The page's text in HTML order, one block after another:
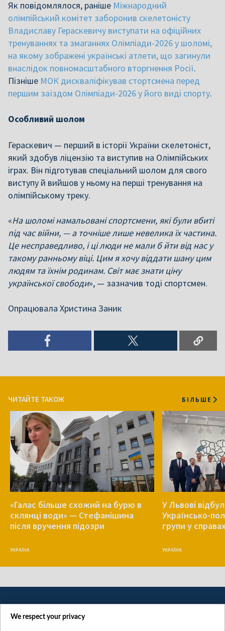
Як повідомлялося, раніше Міжнародний
олімпійський комітет заборонив скелетоністу
Владиславу Гераскевичу виступати на офіційних
тренуваннях та змаганнях Олімпіади-2026 у шоломі,
на якому зображені українські атлети, що загинули
внаслідок повномасштабного вторгнення Росії.
Пізніше МОК дискваліфікував стортсмена перед
першим заїздом Олімпіади-2026 у його виді спорту.
Особливий шолом
Гераскевич — перший в історії України скелетоніст,
який здобув ліцензію та виступив на Олімпійських
іграх. Він підготував спеціальний шолом для свого
виступу й вийшов у ньому на перші тренування на
олімпійському треку.
«На шоломі намальовані спортсмени, які були вбиті
під час війни, — а точніше лише невелика їх частина.
Це несправедливо, і ці люди не мали б йти від нас у
такому ранньому віці. Цим я хочу віддати шану цим
людям та їхнім родинам. Світ має знати ціну
української свободи», — зазначив тоді спортсмен.
Опрацювала Христина Заник
ЧИТАЙТЕ ТАКОЖ БІЛЬШЕ
«Галас більше схожий на бурю в
склянці води» — Стефанішина
після вручення підозри
УКРАЇНА
У Львові
Українсько-
групи у
УКРАЇНА
We respect your privacy